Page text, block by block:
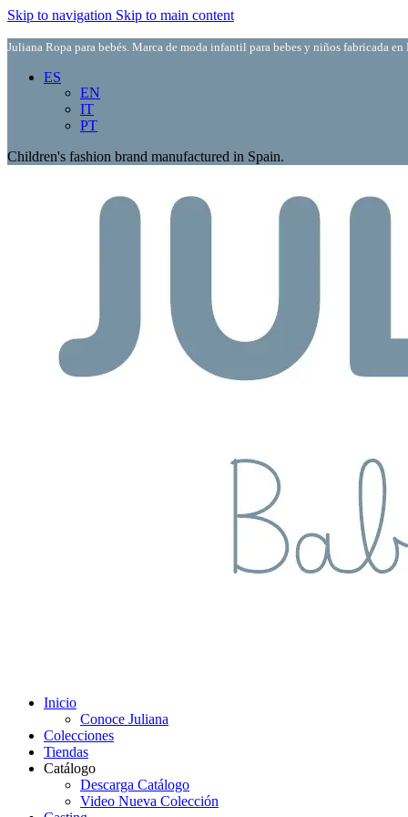
Skip to navigation Skip to main content
Juliana Ropa para bebés. Marca de moda infantil para bebes y niños fabricada en
ES
EN
IT
PT
Children's fashion brand manufactured in Spain.
Inicio
Conoce Juliana
Colecciones
Tiendas
Catálogo
Descarga Catálogo
Video Nueva Colección